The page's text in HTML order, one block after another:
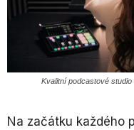
Kvalitní podcastové
Na začátku každého